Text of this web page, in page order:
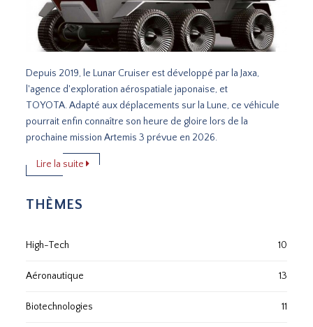
Depuis 2019, le Lunar Cruiser est développé par la Jaxa,
l'agence d'exploration aérospatiale japonaise, et
TOYOTA. Adapté aux déplacements sur la Lune, ce véhicule
pourrait enfin connaître son heure de gloire lors de la
prochaine mission Artemis 3 prévue en 2026.
Lire la suite
THÈMES
High-Tech 10
Aéronautique 13
Biotechnologies 11